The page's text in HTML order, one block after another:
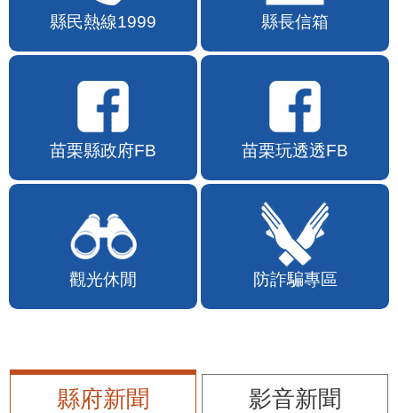
縣民熱線1999 縣長信箱
苗栗縣政府FB 苗栗玩透透FB
觀光休閒 防詐騙專區
縣府新聞
影音新聞